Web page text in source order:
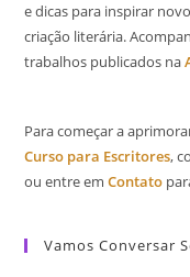
e dicas para inspirar
criação literária.
trabalhos publicados na
Para começar a
Curso para Escritores,
ou entre emContato
Vamos Conversar